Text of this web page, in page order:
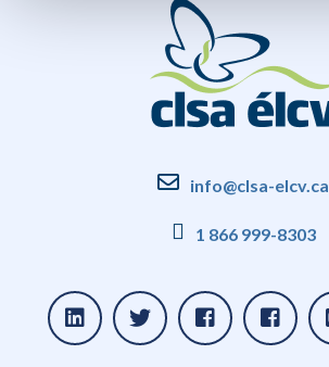
info@clsa-elcv.ca
1 866 999-8303